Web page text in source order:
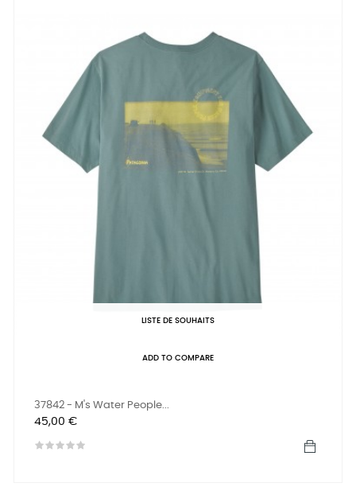
LISTE DE SOUHAITS
ADD TO COMPARE
37842 - M's Water People...
Prix
45,00 €